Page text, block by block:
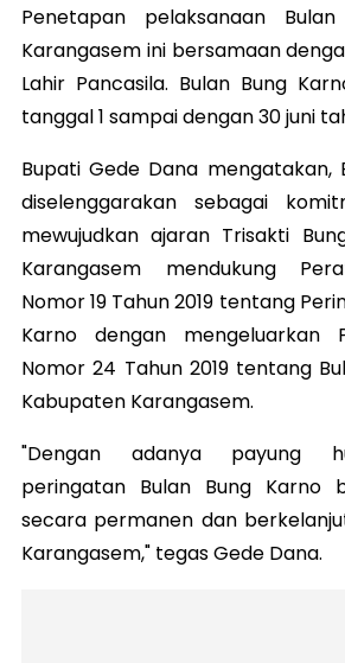
Penetapan pelaksanaan
Karangasem ini bersamaan
Lahir Pancasila. Bulan Bung
tanggal 1 sampai dengan 30 juni
Bupati Gede Dana mengatakan,
diselenggarakan sebagai
mewujudkan ajaran Trisakti
Karangasem mendukung
Nomor 19 Tahun 2019 tentang
Karno dengan mengeluarkan
Nomor 24 Tahun 2019 tentang
Kabupaten Karangasem.
"Dengan adanya payung
peringatan Bulan Bung Karno
secara permanen dan
Karangasem," tegas Gede Dana.